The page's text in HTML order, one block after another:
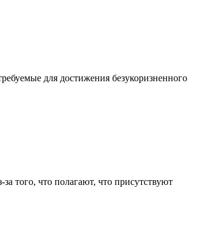
для достижения безукоризненного
того, что полагают, что присутствуют